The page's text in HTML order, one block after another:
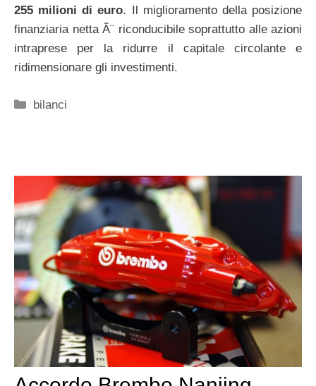
255 milioni di euro. Il miglioramento della posizione
finanziaria netta Ã¨ riconducibile soprattutto alle azioni
intraprese per la ridurre il capitale circolante e
ridimensionare gli investimenti.
Categorie
bilanci